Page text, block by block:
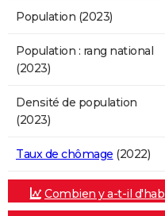
Population (2023)
Population : rang national
(2023)
Densité de population
(2023)
Taux de chômage (2022)
Combien y a-t-il